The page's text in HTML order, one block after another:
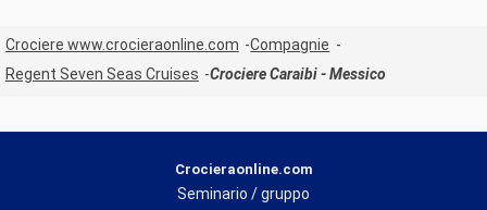
Crociere www.crocieraonline.com
Compagnie
Regent Seven Seas Cruises
Crociere Caraibi - Messico
Crocieraonline.com
Seminario / gruppo